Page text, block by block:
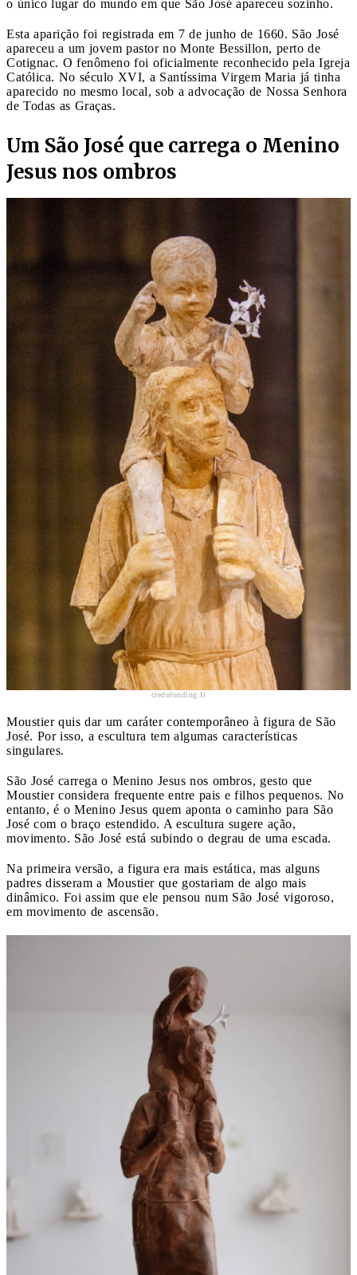
o único lugar do mundo em que São José apareceu sozinho.
Esta aparição foi registrada em 7 de junho de 1660. São José
apareceu a um jovem pastor no Monte Bessillon, perto de
Cotignac. O fenômeno foi oficialmente reconhecido pela Igreja
Católica. No século XVI, a Santíssima Virgem Maria já tinha
aparecido no mesmo local, sob a advocação de Nossa Senhora
de Todas as Graças.
Um São José que carrega o Menino
Jesus nos ombros
credofunding.fr
Moustier quis dar um caráter contemporâneo à figura de São
José. Por isso, a escultura tem algumas características
singulares.
São José carrega o Menino Jesus nos ombros, gesto que
Moustier considera frequente entre pais e filhos pequenos. No
entanto, é o Menino Jesus quem aponta o caminho para São
José com o braço estendido. A escultura sugere ação,
movimento. São José está subindo o degrau de uma escada.
Na primeira versão, a figura era mais estática, mas alguns
padres disseram a Moustier que gostariam de algo mais
dinâmico. Foi assim que ele pensou num São José vigoroso,
em movimento de ascensão.